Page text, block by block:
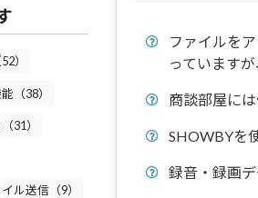
）
（38）
31）
ル送信（9）
ファイルを
っています
商談部屋に
SHOWBYを
録音・録画